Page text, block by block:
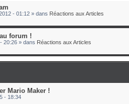
- 01:12 » dans Réactions aux Articles
forum !
20:26 » dans Réactions aux Articles
Mario Maker !
- 18:34